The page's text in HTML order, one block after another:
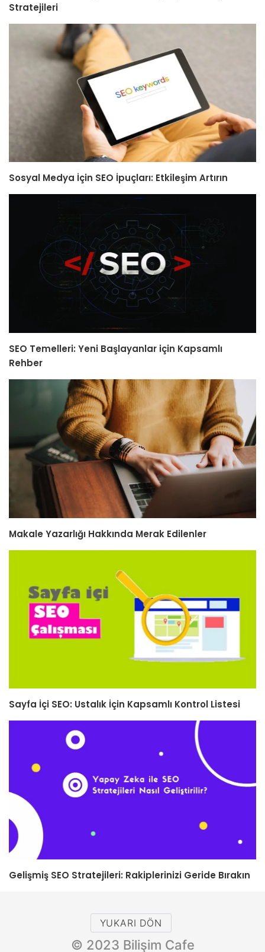
Stratejileri
Sosyal Medya İçin SEO İpuçları: Etkileşim Artırın
SEO Temelleri: Yeni Başlayanlar için Kapsamlı
Rehber
Makale Yazarlığı Hakkında Merak Edilenler
Sayfa İçi SEO: Ustalık İçin Kapsamlı Kontrol Listesi
Gelişmiş SEO Stratejileri: Rakiplerinizi Geride Bırakın
YUKARI DÖN
© 2023 Bilişim Cafe